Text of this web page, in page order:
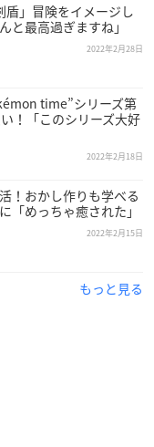
盾」冒険をイメージし
と最高過ぎますね」
2022年2月28日
time”シリーズ第
！「このシリーズ大好
2022年2月18日
！おかし作りも学べる
「めっちゃ癒された」
2022年2月15日
もっと見る